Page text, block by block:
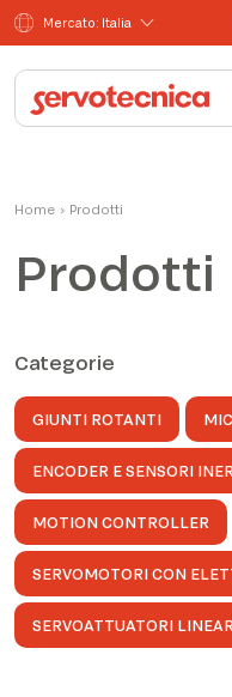
Mercato: Italia
Home › Prodotti
Prodotti
Categorie
GIUNTI ROTANTI
ENCODER E SENSORI
MOTION CONTROLLER
SERVOMOTORI CON
SERVOATTUATORI